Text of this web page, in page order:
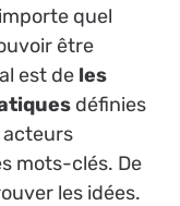
quel
être
est de les
définies
acteurs
mots-clés. De
les idées.